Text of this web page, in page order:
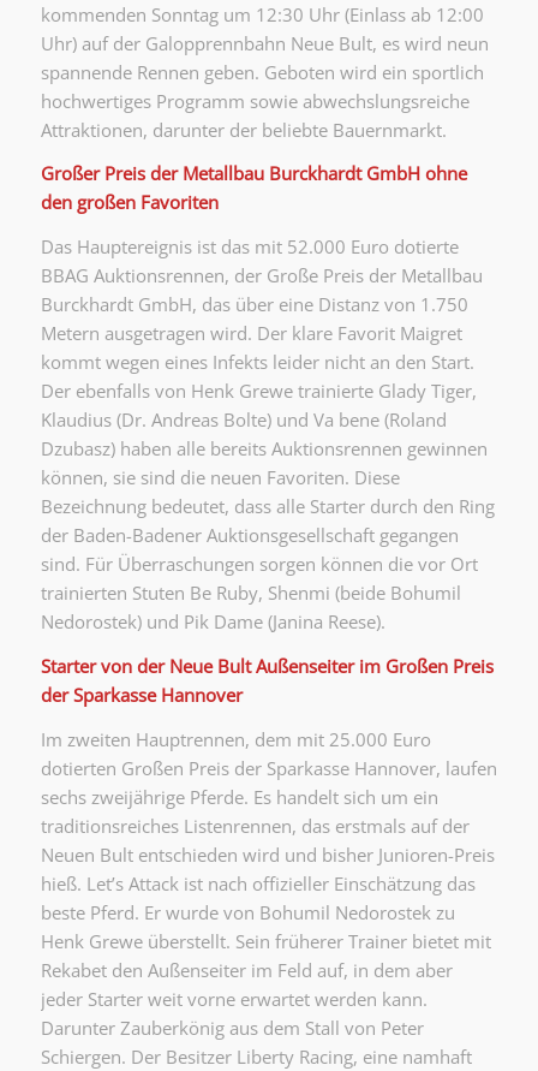
kommenden Sonntag um 12:30 Uhr (Einlass ab 12:00
Uhr) auf der Galopprennbahn Neue Bult, es wird neun
spannende Rennen geben. Geboten wird ein sportlich
hochwertiges Programm sowie abwechslungsreiche
Attraktionen, darunter der beliebte Bauernmarkt.
Großer Preis der Metallbau Burckhardt GmbH ohne
den großen Favoriten
Das Hauptereignis ist das mit 52.000 Euro dotierte
BBAG Auktionsrennen, der Große Preis der Metallbau
Burckhardt GmbH, das über eine Distanz von 1.750
Metern ausgetragen wird. Der klare Favorit Maigret
kommt wegen eines Infekts leider nicht an den Start.
Der ebenfalls von Henk Grewe trainierte Glady Tiger,
Klaudius (Dr. Andreas Bolte) und Va bene (Roland
Dzubasz) haben alle bereits Auktionsrennen gewinnen
können, sie sind die neuen Favoriten. Diese
Bezeichnung bedeutet, dass alle Starter durch den Ring
der Baden-Badener Auktionsgesellschaft gegangen
sind. Für Überraschungen sorgen können die vor Ort
trainierten Stuten Be Ruby, Shenmi (beide Bohumil
Nedorostek) und Pik Dame (Janina Reese).
Starter von der Neue Bult Außenseiter im Großen Preis
der Sparkasse Hannover
Im zweiten Hauptrennen, dem mit 25.000 Euro
dotierten Großen Preis der Sparkasse Hannover, laufen
sechs zweijährige Pferde. Es handelt sich um ein
traditionsreiches Listenrennen, das erstmals auf der
Neuen Bult entschieden wird und bisher Junioren-Preis
hieß. Let’s Attack ist nach offizieller Einschätzung das
beste Pferd. Er wurde von Bohumil Nedorostek zu
Henk Grewe überstellt. Sein früherer Trainer bietet mit
Rekabet den Außenseiter im Feld auf, in dem aber
jeder Starter weit vorne erwartet werden kann.
Darunter Zauberkönig aus dem Stall von Peter
Schiergen. Der Besitzer Liberty Racing, eine namhaft